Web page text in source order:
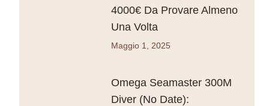
4000€ Da Provare Almeno
Una Volta
Maggio 1, 2025
Omega Seamaster 300M
Diver (No Date):